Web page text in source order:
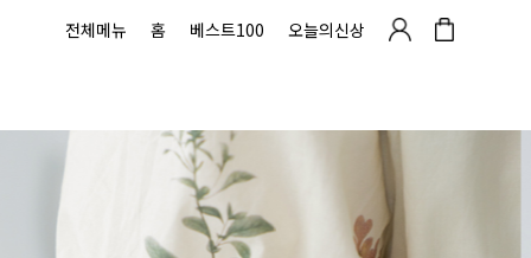
전체메뉴 홈 베스트100 오늘의신상